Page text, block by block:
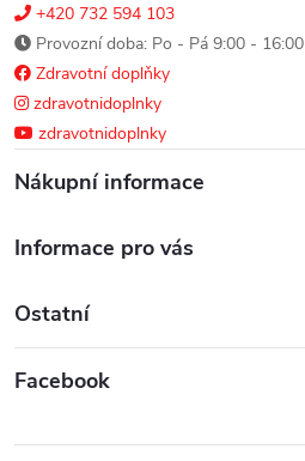
+420 732 594 103
Provozní doba: Po - Pá 9:00 - 16:00
Zdravotní doplňky
zdravotnidoplnky
zdravotnidoplnky
Nákupní informace
Informace pro vás
Ostatní
Facebook